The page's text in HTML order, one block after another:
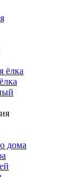
ёлка
дома